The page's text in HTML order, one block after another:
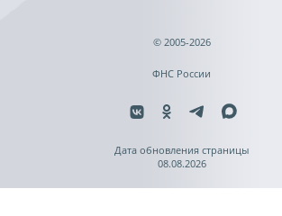
© 2005-2026
ФНС России
Дата обновления страницы
08.08.2026